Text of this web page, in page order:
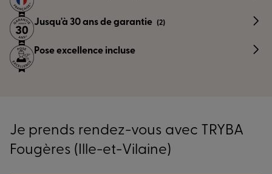
Jusqu'à 30 ans de garantie (2)
Pose excellence incluse
Je prends rendez-vous avec TRYBA
Fougères (Ille-et-Vilaine)